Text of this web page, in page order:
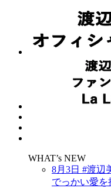
WHAT’s NEW
8月3日 #渡辺
でっかい愛を